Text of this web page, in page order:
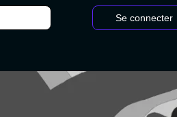
Se connecter